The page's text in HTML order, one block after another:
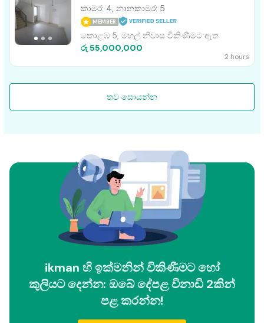
Mawatha, Colombo 05 - 2588U/1
කාමර: 4, නානකාමර: 5
MEMBER
කොළඹ 5, මහල් නිවාස විකිණීමට ඇත
රු 55,000,000
2 hours
තව සොයන්න
ikman හි ඉක්මනින් විකිණීමට හෝ
කුලියට දෙන්න: ඔබේ දේපළ විනාඩි 2කින්
පළ කරන්න!